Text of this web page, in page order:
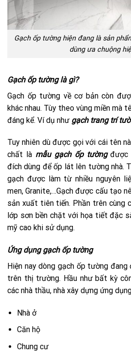
Gạch ốp tường hiện đang là sản
dùng ưa chuộng
Gạch ốp tường là gì?
Gạch ốp tường về cơ bản còn
khác nhau. Tùy theo vùng miền mà
đáng kể. Ví dụ như gạch trang trí
Tuy nhiên dù được gọi với cái tên
chất là mẫu gạch ốp tườngđược
đích dùng để ốp lát lên tường nhà.
gạch được làm từ nhiều nguyên
men, Granite,…Gạch được cấu tạo
sản xuất tiên tiến. Phần trên cùng
lớp sơn bền chặt với họa tiết đặc
mỹ cao khi sử dụng.
Ứng dụng gạch ốp tường
Hiện nay dòng gạch ốp tường
trên thị trường. Hầu như bất kỳ
các nhà thầu, nhà xây dựng ứng
Nhà ở
Căn hộ
Chung cư